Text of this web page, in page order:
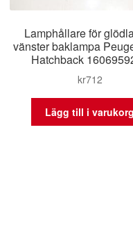
Lamphållare för
vänster baklampa
Hatchback
kr712
Lägg till i varukorg